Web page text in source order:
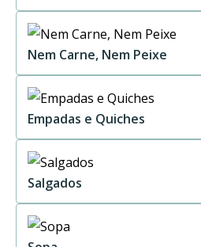
Nem Carne, Nem Peixe
Empadas e Quiches
Salgados